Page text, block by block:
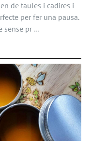
de taules i cadires i
per fer una pausa.
sense pr …